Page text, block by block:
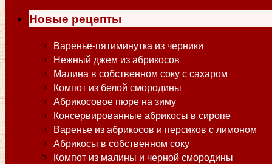
Новые рецепты
Варенье-пятиминутка из черники
Нежный джем из абрикосов
Малина в собственном соку с сахаром
Компот из белой смородины
Абрикосовое пюре на зиму
Консервированные абрикосы в сиропе
Варенье из абрикосов и персиков с лимоном
Абрикосы в собственном соку
Компот из малины и черной смородины